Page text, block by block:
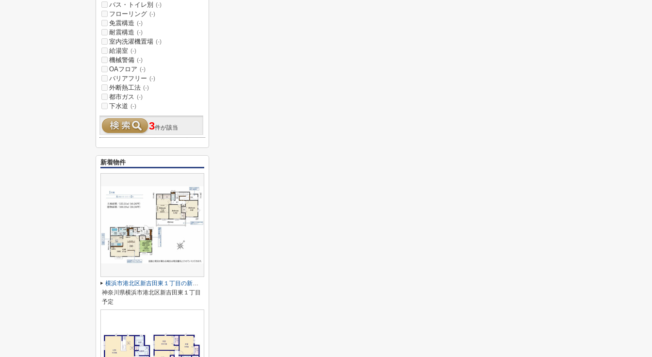
バス・トイレ別 (-)
フローリング (-)
免震構造 (-)
耐震構造 (-)
室内洗濯機置場 (-)
給湯室 (-)
機械警備 (-)
OAフロア (-)
バリアフリー (-)
外断熱工法 (-)
都市ガス (-)
下水道 (-)
3件が該当
新着物件
横浜市港北区新吉田東１丁目の新築一戸建
神奈川県横浜市港北区新吉田東１丁目
予定